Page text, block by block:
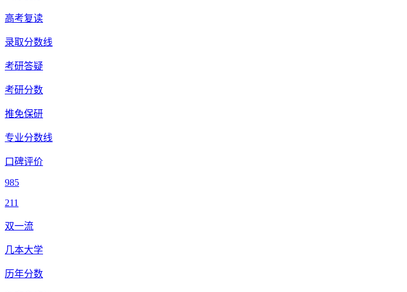
高考复读
录取分数线
考研答疑
考研分数
推免保研
专业分数线
口碑评价
985
211
双一流
几本大学
历年分数